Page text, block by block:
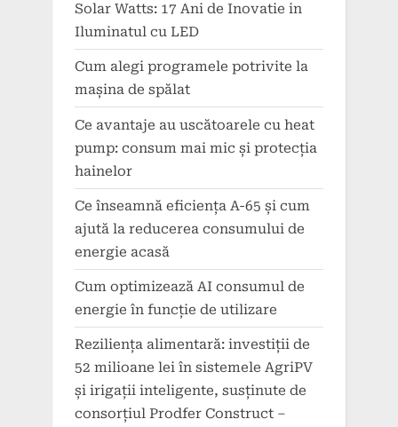
Solar Watts: 17 Ani de Inovatie in
Iluminatul cu LED
Cum alegi programele potrivite la
mașina de spălat
Ce avantaje au uscătoarele cu heat
pump: consum mai mic și protecția
hainelor
Ce înseamnă eficiența A-65 și cum
ajută la reducerea consumului de
energie acasă
Cum optimizează AI consumul de
energie în funcție de utilizare
Reziliența alimentară: investiții de
52 milioane lei în sistemele AgriPV
și irigații inteligente, susținute de
consorțiul Prodfer Construct –